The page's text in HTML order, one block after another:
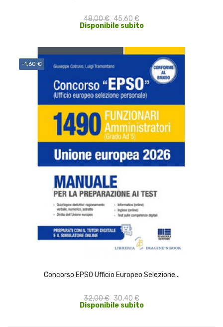
48,00 € 45,60 €
Disponibile subito
-1,60 €
Concorso EPSO Ufficio Europeo Selezione...
32,00 € 30,40 €
Disponibile subito